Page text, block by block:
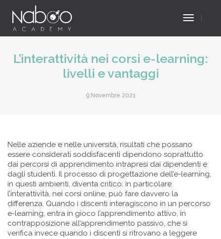
Toggle
L’interattività nei corsi e-learning:
livelli e vantaggi
9 Novembre 2021
Nelle aziende e nelle università, risultati che possano
essere considerati soddisfacenti dipendono soprattutto
dai percorsi di apprendimento intrapresi dai dipendenti e
dagli studenti. Il processo di progettazione dell’e-learning,
in questi ambienti, diventa critico: in particolare
l’interattività, nei corsi online, può fare davvero la
differenza. Quando i discenti interagiscono in un percorso
e-learning, entra in gioco l’apprendimento attivo, in
contrapposizione all’apprendimento passivo, che si
verifica invece quando i discenti si ritrovano a leggere